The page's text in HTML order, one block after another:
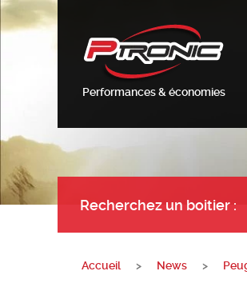
Performances & économies
Recherchez un boitier :
Accueil > News >